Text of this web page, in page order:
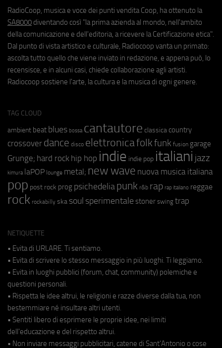
RadioCoop, musica e voce dei punti vendita Coop, ha ottenuto la
SA8000 diventando così "la prima azienda al mondo, nell'ambito
della comunicazione e dell'editoria, a ricevere la Certificazione etica".
Dal punto di vista artistico e culturale, Radiocoop vanta un primato:
ascolta tutto quello che viene inviato in redazione, e appena può, lo
recensisce, e in alcuni casi, chiede collaborazione agli artisti.
Radiocoop sostiene l'arte, la cultura e la musica di ogni genere.
TAG CLOUD
ambient beat blues bossa cantautore classica country
crossover dance disco elettronicafolkfunk fusion garage
Grunge; hard rock hip hop indie indie pop italiani jazz
kimura laPOP lounge metal; new wave nuova musica italiana
pop post rock prog psichedeliapunk r&b rap rap italiano reggae
rock rockabilly ska soul sperimentale stoner swing trap
NETIQUETTE
• Evita di URLARE. Ti sentiamo.
• Evita di scrivere lo stesso messaggio in più luoghi. Ti leggiamo.
• Evita in luoghi pubblici (forum, chat, community) polemiche e
questioni personali.
• Rispetta le idee altrui, le religioni e razze diverse dalla tua, non
bestemmiare né insultare altri utenti.
• Sentiti libero di esprimere le proprie idee, nei limiti
dell'educazione e del rispetto altrui.
• Non inviare messaggi pubblicitari, catene di Sant'Antonio o cose